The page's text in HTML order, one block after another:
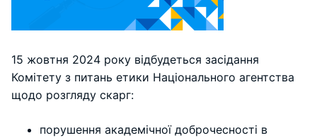
15 жовтня 2024 року відбудеться засідання
Комітету з питань етики Національного агентства
щодо розгляду скарг:
порушення академічної доброчесності в